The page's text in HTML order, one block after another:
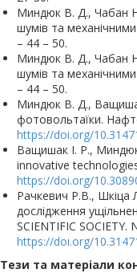
Миндюк В. Д., Чабан
шумів та
– 44 – 50.
Миндюк В. Д., Чабан
шумів та
– 44 – 50.
Миндюк В. Д.,
фотовольтаїки.
https://doi.org/
Ващишак І. Р.,
innovative
https://doi.org/
Рачкевич Р.В.,
дослідження
SCIENTIFIC
https://doi.org/
Тези та матеріали